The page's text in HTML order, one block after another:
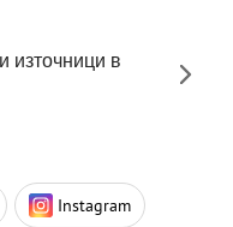
източници в
Instagram